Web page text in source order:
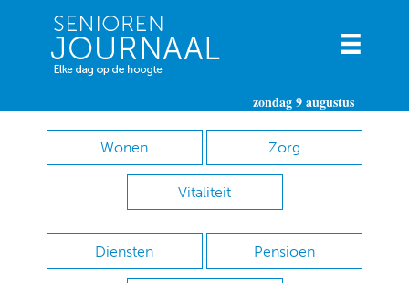
zondag 9 augustus
Wonen Zorg
Vitaliteit
Diensten Pensioen